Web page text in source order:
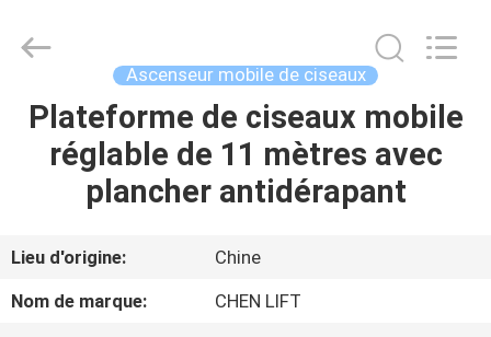
MAISON
PRODUITS
MACHINERY
Rights
Reserved.
Ascenseur mobile de ciseaux
Plateforme de ciseaux mobile
réglable de 11 mètres avec
plancher antidérapant
Lieu d'origine:
Chine
Nom de marque:
CHEN LIFT